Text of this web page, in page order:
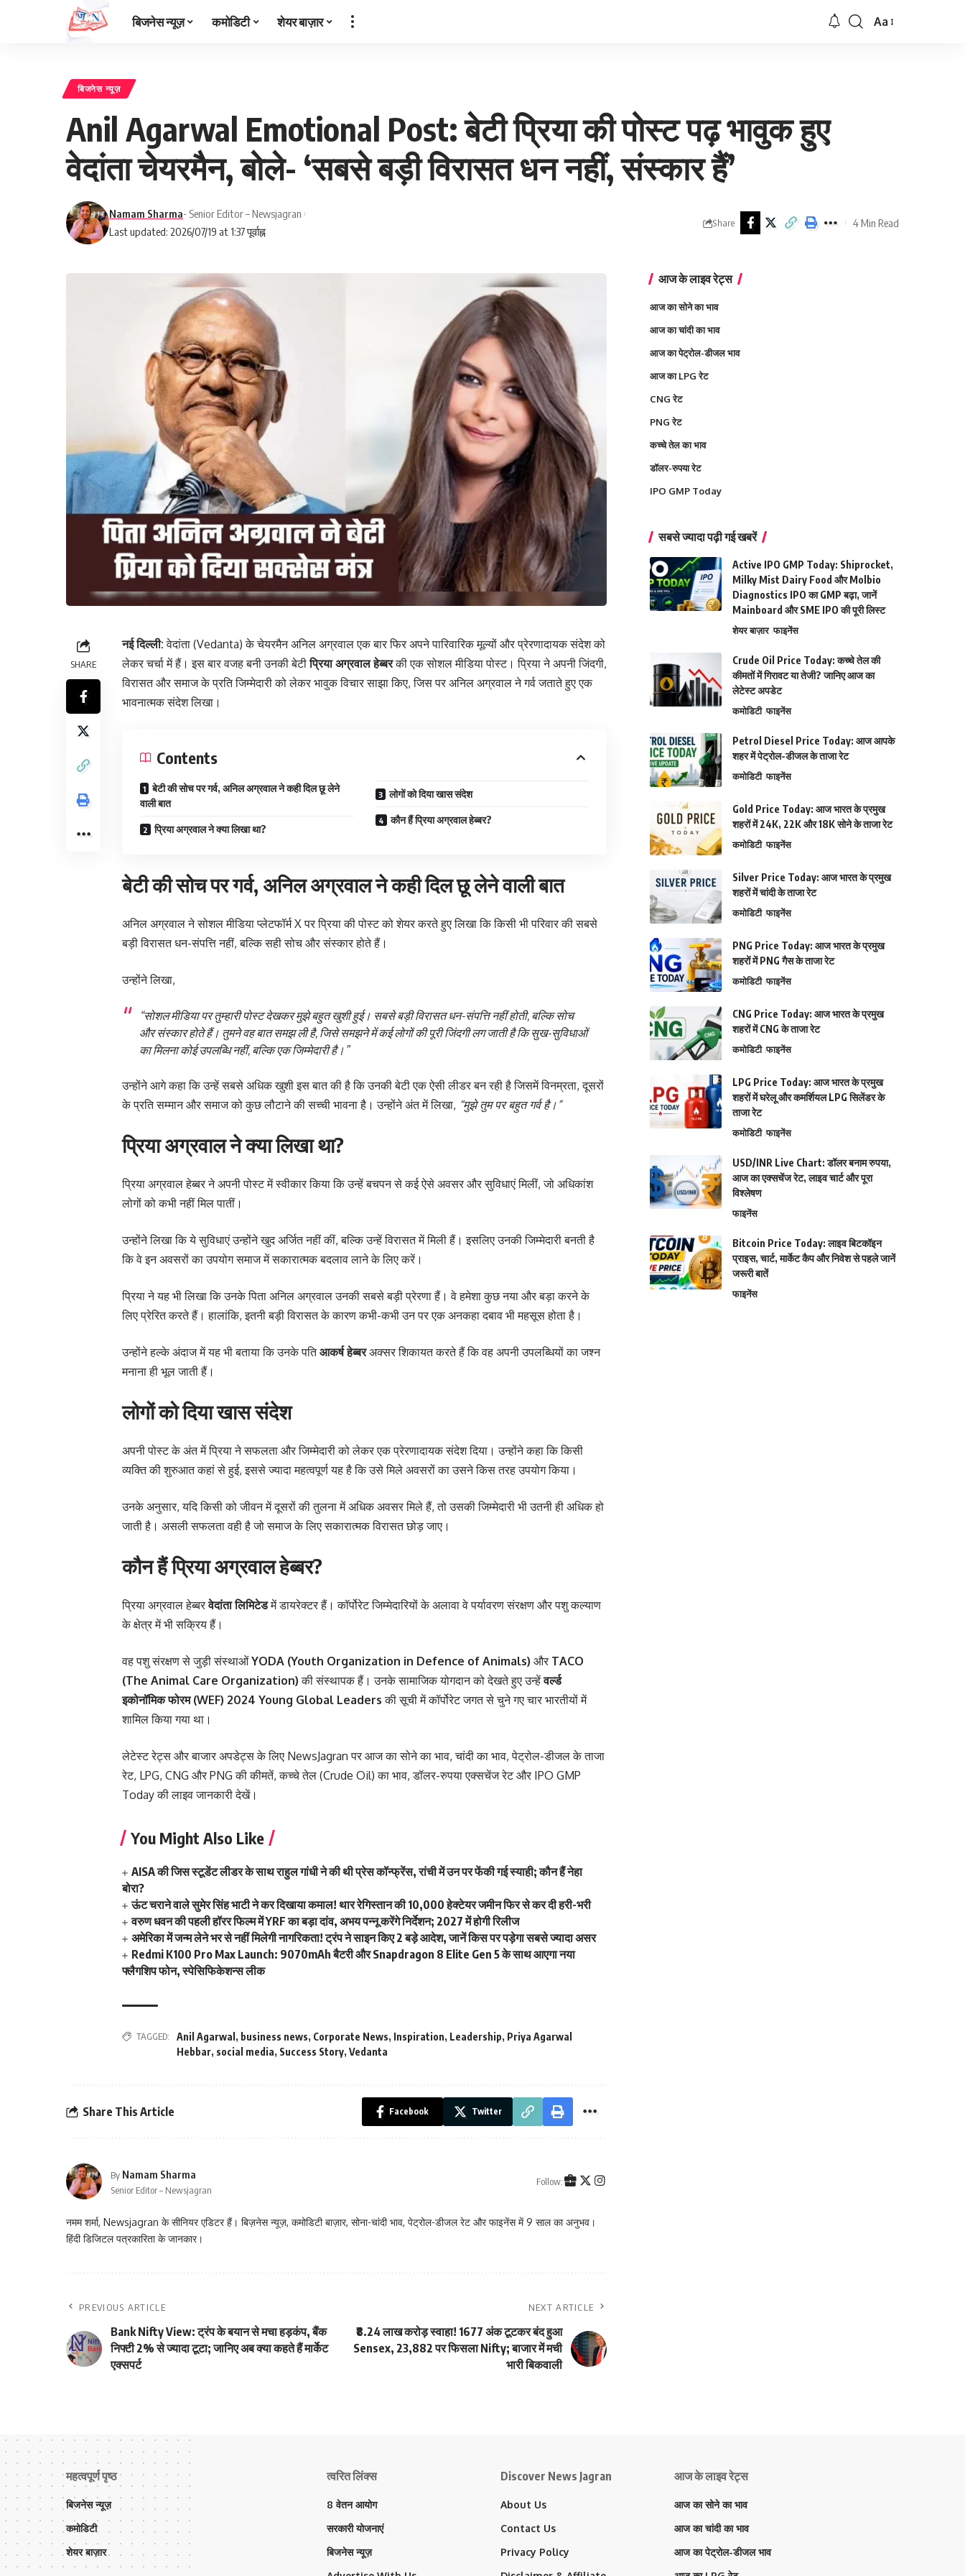
बिजनेस न्यूज़ कमोडिटी शेयर बाज़ार
Font
Aa
बिजनेस न्यूज़
Anil Agarwal Emotional Post: बेटी प्रिया की पोस्ट पढ़ भावुक हुए
वेदांता चेयरमैन, बोले- ‘सबसे बड़ी विरासत धन नहीं, संस्कार हैं’
Last updated: 2026/07/19 at 1:37 पूर्वाह्न
Namam Sharma- Senior Editor – Newsjagran
Share 4 Min Read
SHARE
नई दिल्ली: वेदांता (Vedanta) के चेयरमैन अनिल अग्रवाल एक बार फिर अपने पारिवारिक मूल्यों और प्रेरणादायक संदेश को
लेकर चर्चा में हैं। इस बार वजह बनी उनकी बेटीप्रिया अग्रवाल हेब्बरकी एक सोशल मीडिया पोस्ट। प्रिया ने अपनी जिंदगी,
विरासत और समाज के प्रति जिम्मेदारी को लेकर भावुक विचार साझा किए, जिस पर अनिल अग्रवाल ने गर्व जताते हुए एक
भावनात्मक संदेश लिखा।
Contents
बेटी की सोच पर गर्व, अनिल अग्रवाल ने कही दिल छू लेने
वाली बात
प्रिया अग्रवाल ने क्या लिखा था?
लोगों को दिया खास संदेश
कौन हैं प्रिया अग्रवाल हेब्बर?
बेटी की सोच पर गर्व, अनिल अग्रवाल ने कही दिल छू लेने वाली बात
अनिल अग्रवाल ने सोशल मीडिया प्लेटफॉर्म X पर प्रिया की पोस्ट को शेयर करते हुए लिखा कि किसी भी परिवार की सबसे
बड़ी विरासत धन-संपत्ति नहीं, बल्कि सही सोच और संस्कार होते हैं।
उन्होंने लिखा,
“सोशल मीडिया पर तुम्हारी पोस्ट देखकर मुझे बहुत खुशी हुई। सबसे बड़ी विरासत धन-संपत्ति नहीं होती, बल्कि सोच
और संस्कार होते हैं। तुमने वह बात समझ ली है, जिसे समझने में कई लोगों की पूरी जिंदगी लग जाती है कि सुख-सुविधाओं
का मिलना कोई उपलब्धि नहीं, बल्कि एक जिम्मेदारी है।”
उन्होंने आगे कहा कि उन्हें सबसे अधिक खुशी इस बात की है कि उनकी बेटी एक ऐसी लीडर बन रही है जिसमें विनम्रता, दूसरों
के प्रति सम्मान और समाज को कुछ लौटाने की सच्ची भावना है। उन्होंने अंत में लिखा, “मुझे तुम पर बहुत गर्व है।”
प्रिया अग्रवाल ने क्या लिखा था?
प्रिया अग्रवाल हेब्बर ने अपनी पोस्ट में स्वीकार किया कि उन्हें बचपन से कई ऐसे अवसर और सुविधाएं मिलीं, जो अधिकांश
लोगों को कभी नहीं मिल पातीं।
उन्होंने लिखा कि ये सुविधाएं उन्होंने खुद अर्जित नहीं कीं, बल्कि उन्हें विरासत में मिली हैं। इसलिए उनकी जिम्मेदारी बनती है
कि वे इन अवसरों का उपयोग समाज में सकारात्मक बदलाव लाने के लिए करें।
प्रिया ने यह भी लिखा कि उनके पिता अनिल अग्रवाल उनकी सबसे बड़ी प्रेरणा हैं। वे हमेशा कुछ नया और बड़ा करने के
लिए प्रेरित करते हैं। हालांकि, इतनी बड़ी विरासत के कारण कभी-कभी उन पर एक अनकहा दबाव भी महसूस होता है।
उन्होंने हल्के अंदाज में यह भी बताया कि उनके पतिआकर्ष हेब्बरअक्सर शिकायत करते हैं कि वह अपनी उपलब्धियों का जश्न
मनाना ही भूल जाती हैं।
लोगों को दिया खास संदेश
अपनी पोस्ट के अंत में प्रिया ने सफलता और जिम्मेदारी को लेकर एक प्रेरणादायक संदेश दिया। उन्होंने कहा कि किसी
व्यक्ति की शुरुआत कहां से हुई, इससे ज्यादा महत्वपूर्ण यह है कि उसे मिले अवसरों का उसने किस तरह उपयोग किया।
उनके अनुसार, यदि किसी को जीवन में दूसरों की तुलना में अधिक अवसर मिले हैं, तो उसकी जिम्मेदारी भी उतनी ही अधिक हो
जाती है। असली सफलता वही है जो समाज के लिए सकारात्मक विरासत छोड़ जाए।
कौन हैं प्रिया अग्रवाल हेब्बर?
प्रिया अग्रवाल हेब्बरवेदांता लिमिटेडमें डायरेक्टर हैं। कॉर्पोरेट जिम्मेदारियों के अलावा वे पर्यावरण संरक्षण और पशु कल्याण
के क्षेत्र में भी सक्रिय हैं।
वह पशु संरक्षण से जुड़ी संस्थाओंYODA (Youth Organization in Defence of Animals) और TACO
(The Animal Care Organization) की संस्थापक हैं। उनके सामाजिक योगदान को देखते हुए उन्हेंवर्ल्ड
इकोनॉमिक फोरम (WEF) 2024 Young Global Leaders की सूची में कॉर्पोरेट जगत से चुने गए चार भारतीयों में
शामिल किया गया था।
लेटेस्ट रेट्स और बाजार अपडेट्स के लिए NewsJagran पर आज कासोने का भाव,चांदी का भाव,पेट्रोल-डीजल के ताजा
रेट, LPG, CNG और PNG की कीमतें,कच्चे तेल (Crude Oil) का भाव,डॉलर-रुपया एक्सचेंज रेटऔर IPO GMP
Todayकी लाइव जानकारी देखें।
You Might Also Like
AISA की जिस स्टूडेंट लीडर के साथ राहुल गांधी ने की थी प्रेस कॉन्फ्रेंस, रांची में उन पर फेंकी गई स्याही; कौन हैं नेहा
बोरा?
ऊंट चराने वाले सुमेर सिंह भाटी ने कर दिखाया कमाल! थार रेगिस्तान की 10,000 हेक्टेयर जमीन फिर से कर दी हरी-भरी
वरुण धवन की पहली हॉरर फिल्म में YRF का बड़ा दांव, अभय पन्नू करेंगे निर्देशन; 2027 में होगी रिलीज
अमेरिका में जन्म लेने भर से नहीं मिलेगी नागरिकता! ट्रंप ने साइन किए 2 बड़े आदेश, जानें किस पर पड़ेगा सबसे ज्यादा असर
Redmi K100 Pro Max Launch: 9070mAh बैटरी और Snapdragon 8 Elite Gen 5 के साथ आएगा नया
फ्लैगशिप फोन, स्पेसिफिकेशन्स लीक
TAGGED: Anil Agarwal , business news, Corporate News, Inspiration, Leadership, Priya Agarwal
Hebbar, social media, Success Story, Vedanta
Share This Article Facebook Twitter
By Namam Sharma
Senior Editor – Newsjagran
Follow:
नमम शर्मा, Newsjagran के सीनियर एडिटर हैं। बिज़नेस न्यूज़, कमोडिटी बाज़ार, सोना-चांदी भाव, पेट्रोल-डीजल रेट और फाइनेंस में 9 साल का अनुभव।
हिंदी डिजिटल पत्रकारिता के जानकार।
PREVIOUS ARTICLE
Bank Nifty View: ट्रंप के बयान से मचा हड़कंप, बैंक
निफ्टी 2% से ज्यादा टूटा; जानिए अब क्या कहते हैं मार्केट
एक्सपर्ट
NEXT ARTICLE
₹8.24 लाख करोड़ स्वाहा! 1677 अंक टूटकर बंद हुआ
Sensex, 23,882 पर फिसला Nifty; बाजार में मची
भारी बिकवाली
आज के लाइव रेट्स
आज का सोने का भाव
आज का चांदी का भाव
आज का पेट्रोल-डीजल भाव
आज का LPG रेट
CNG रेट
PNG रेट
कच्चे तेल का भाव
डॉलर-रुपया रेट
IPO GMP Today
सबसे ज्यादा पढ़ी गई खबरें
Active IPO GMP Today: Shiprocket,
Milky Mist Dairy Food और Molbio
Diagnostics IPO का GMP बढ़ा, जानें
Mainboard और SME IPO की पूरी लिस्ट
शेयर बाज़ार फाइनेंस
Crude Oil Price Today: कच्चे तेल की
कीमतों में गिरावट या तेजी? जानिए आज का
लेटेस्ट अपडेट
कमोडिटी फाइनेंस
Petrol Diesel Price Today: आज आपके
शहर में पेट्रोल-डीजल के ताजा रेट
कमोडिटी फाइनेंस
Gold Price Today: आज भारत के प्रमुख
शहरों में 24K, 22K और 18K सोने के ताजा रेट
कमोडिटी फाइनेंस
Silver Price Today: आज भारत के प्रमुख
शहरों में चांदी के ताजा रेट
कमोडिटी फाइनेंस
PNG Price Today: आज भारत के प्रमुख
शहरों में PNG गैस के ताजा रेट
कमोडिटी फाइनेंस
CNG Price Today: आज भारत के प्रमुख
शहरों में CNG के ताजा रेट
कमोडिटी फाइनेंस
LPG Price Today: आज भारत के प्रमुख
शहरों में घरेलू और कमर्शियल LPG सिलेंडर के
ताजा रेट
कमोडिटी फाइनेंस
USD/INR Live Chart: डॉलर बनाम रुपया,
आज का एक्सचेंज रेट, लाइव चार्ट और पूरा
विश्लेषण
फाइनेंस
Bitcoin Price Today: लाइव बिटकॉइन
प्राइस, चार्ट, मार्केट कैप और निवेश से पहले जानें
जरूरी बातें
फाइनेंस
महत्वपूर्ण पृष्ठ
बिजनेस न्यूज़
कमोडिटी
शेयर बाज़ार
त्वरित लिंक्स
8 वेतन आयोग
सरकारी योजनाएं
बिजनेस न्यूज़
Discover News Jagran
About Us
Contact Us
Privacy Policy
आज के लाइव रेट्स
आज का सोने का भाव
आज का चांदी का भाव
आज का पेट्रोल-डीजल भाव